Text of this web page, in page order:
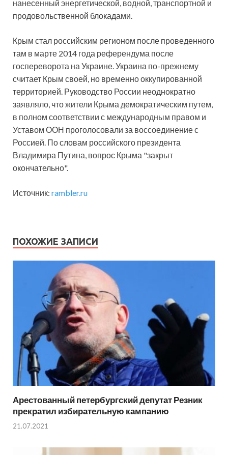
нанесенный энергетической, водной, транспортной и
продовольственной блокадами.
Крым стал российским регионом после проведенного
там в марте 2014 года референдума после
госпереворота на Украине. Украина по-прежнему
считает Крым своей, но временно оккупированной
территорией. Руководство России неоднократно
заявляло, что жители Крыма демократическим путем,
в полном соответствии с международным правом и
Уставом ООН проголосовали за воссоединение с
Россией. По словам российского президента
Владимира Путина, вопрос Крыма "закрыт
окончательно".
Источник: rambler.ru
ПОХОЖИЕ ЗАПИСИ
Арестованный петербургский депутат Резник
прекратил избирательную кампанию
21.07.2021